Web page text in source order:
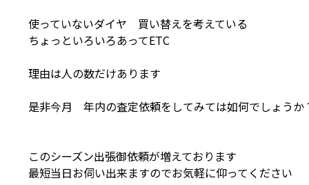
使っていないダイヤ 買い替えを考えている
ちょっといろいろあってETC
理由は人の数だけあります
是非今月 年内の査定依頼をしてみては如何でしょうか
このシーズン出張御依頼が増えております
最短当日お伺い出来ますのでお気軽に仰ってください